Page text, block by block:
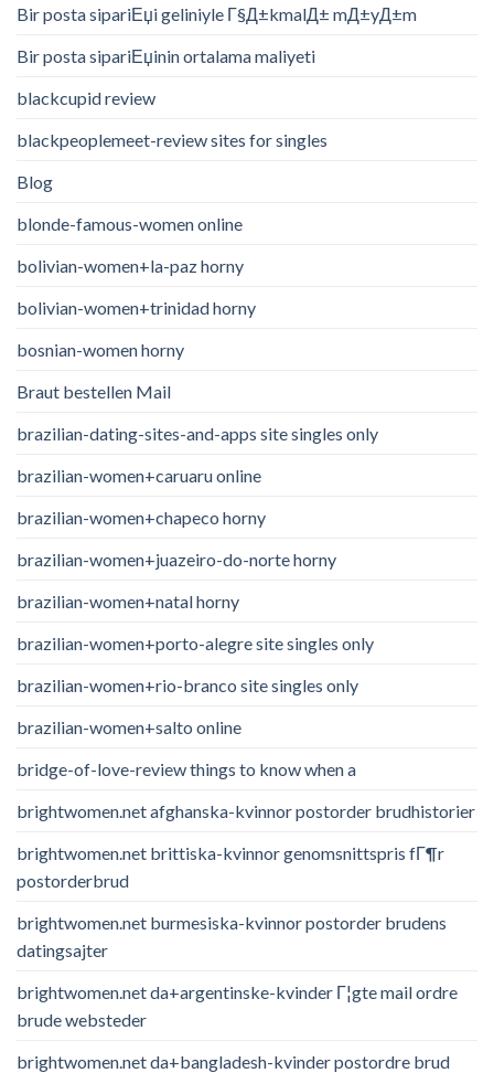
Bir posta sipariЕџi geliniyle Г§Д±kmalД± mД±yД±m
Bir posta sipariЕџinin ortalama maliyeti
blackcupid review
blackpeoplemeet-review sites for singles
Blog
blonde-famous-women online
bolivian-women+la-paz horny
bolivian-women+trinidad horny
bosnian-women horny
Braut bestellen Mail
brazilian-dating-sites-and-apps site singles only
brazilian-women+caruaru online
brazilian-women+chapeco horny
brazilian-women+juazeiro-do-norte horny
brazilian-women+natal horny
brazilian-women+porto-alegre site singles only
brazilian-women+rio-branco site singles only
brazilian-women+salto online
bridge-of-love-review things to know when a
brightwomen.net afghanska-kvinnor postorder brudhistorier
brightwomen.net brittiska-kvinnor genomsnittspris fГ¶r
postorderbrud
brightwomen.net burmesiska-kvinnor postorder brudens
datingsajter
brightwomen.net da+argentinske-kvinder Г¦gte mail ordre
brude websteder
brightwomen.net da+bangladesh-kvinder postordre brud